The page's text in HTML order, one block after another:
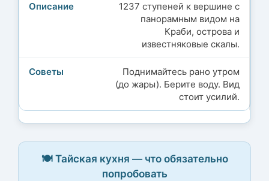
1237 ступеней к вершине с
панорамным видом на
Краби, острова и
известняковые скалы.
Поднимайтесь рано утром
(до жары). Берите воду. Вид
стоит усилий.
🍽️ Тайская кухня — что обязательно
попробовать